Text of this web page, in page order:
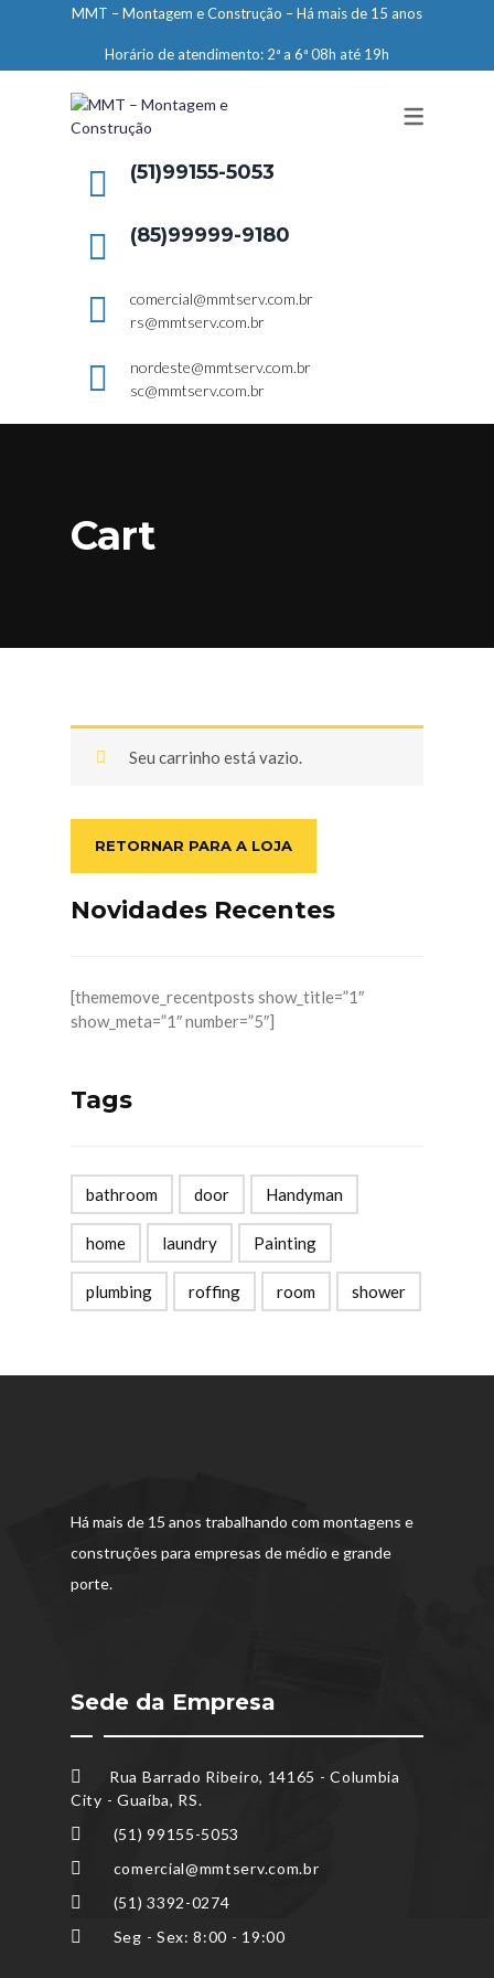
ENGENHARIA
LIMPEZA E CONSERVAÇÃO
MANUTENÇÃO PREDIAL
ELEVADORES – PREPARAÇÃO DE
MMT – Montagem e Construção – Há mais de 15 anos
Horário de atendimento: 2ª a 6ª 08h até 19h
(51)99155-5053
(85)99999-9180
comercial@mmtserv.com.br
rs@mmtserv.com.br
nordeste@mmtserv.com.br
sc@mmtserv.com.br
Cart
Seu carrinho está vazio.
RETORNAR PARA A LOJA
Novidades Recentes
[thememove_recentposts show_title=”1″
show_meta=”1″ number=”5″]
Tags
bathroom door Handyman
home laundry Painting
plumbing roffing room shower
Há mais de 15 anos trabalhando com montagens e
construções para empresas de médio e grande
porte.
Sede da Empresa
Rua Barrado Ribeiro, 14165 - Columbia
City - Guaíba, RS.
(51) 99155-5053
comercial@mmtserv.com.br
(51) 3392-0274
Seg - Sex: 8:00 - 19:00